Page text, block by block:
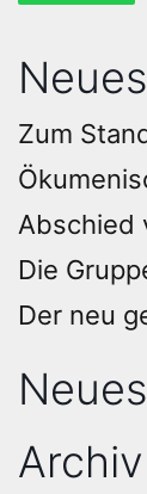
Zum
Abschied
Die
Der neu
Archiv